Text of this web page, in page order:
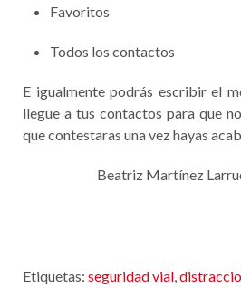
Favoritos
Todos los contactos
E igualmente podrás escribir el
llegue a tus contactos para que
que contestaras una vez hayas
Beatriz Martínez
Etiquetas: seguridad vial,